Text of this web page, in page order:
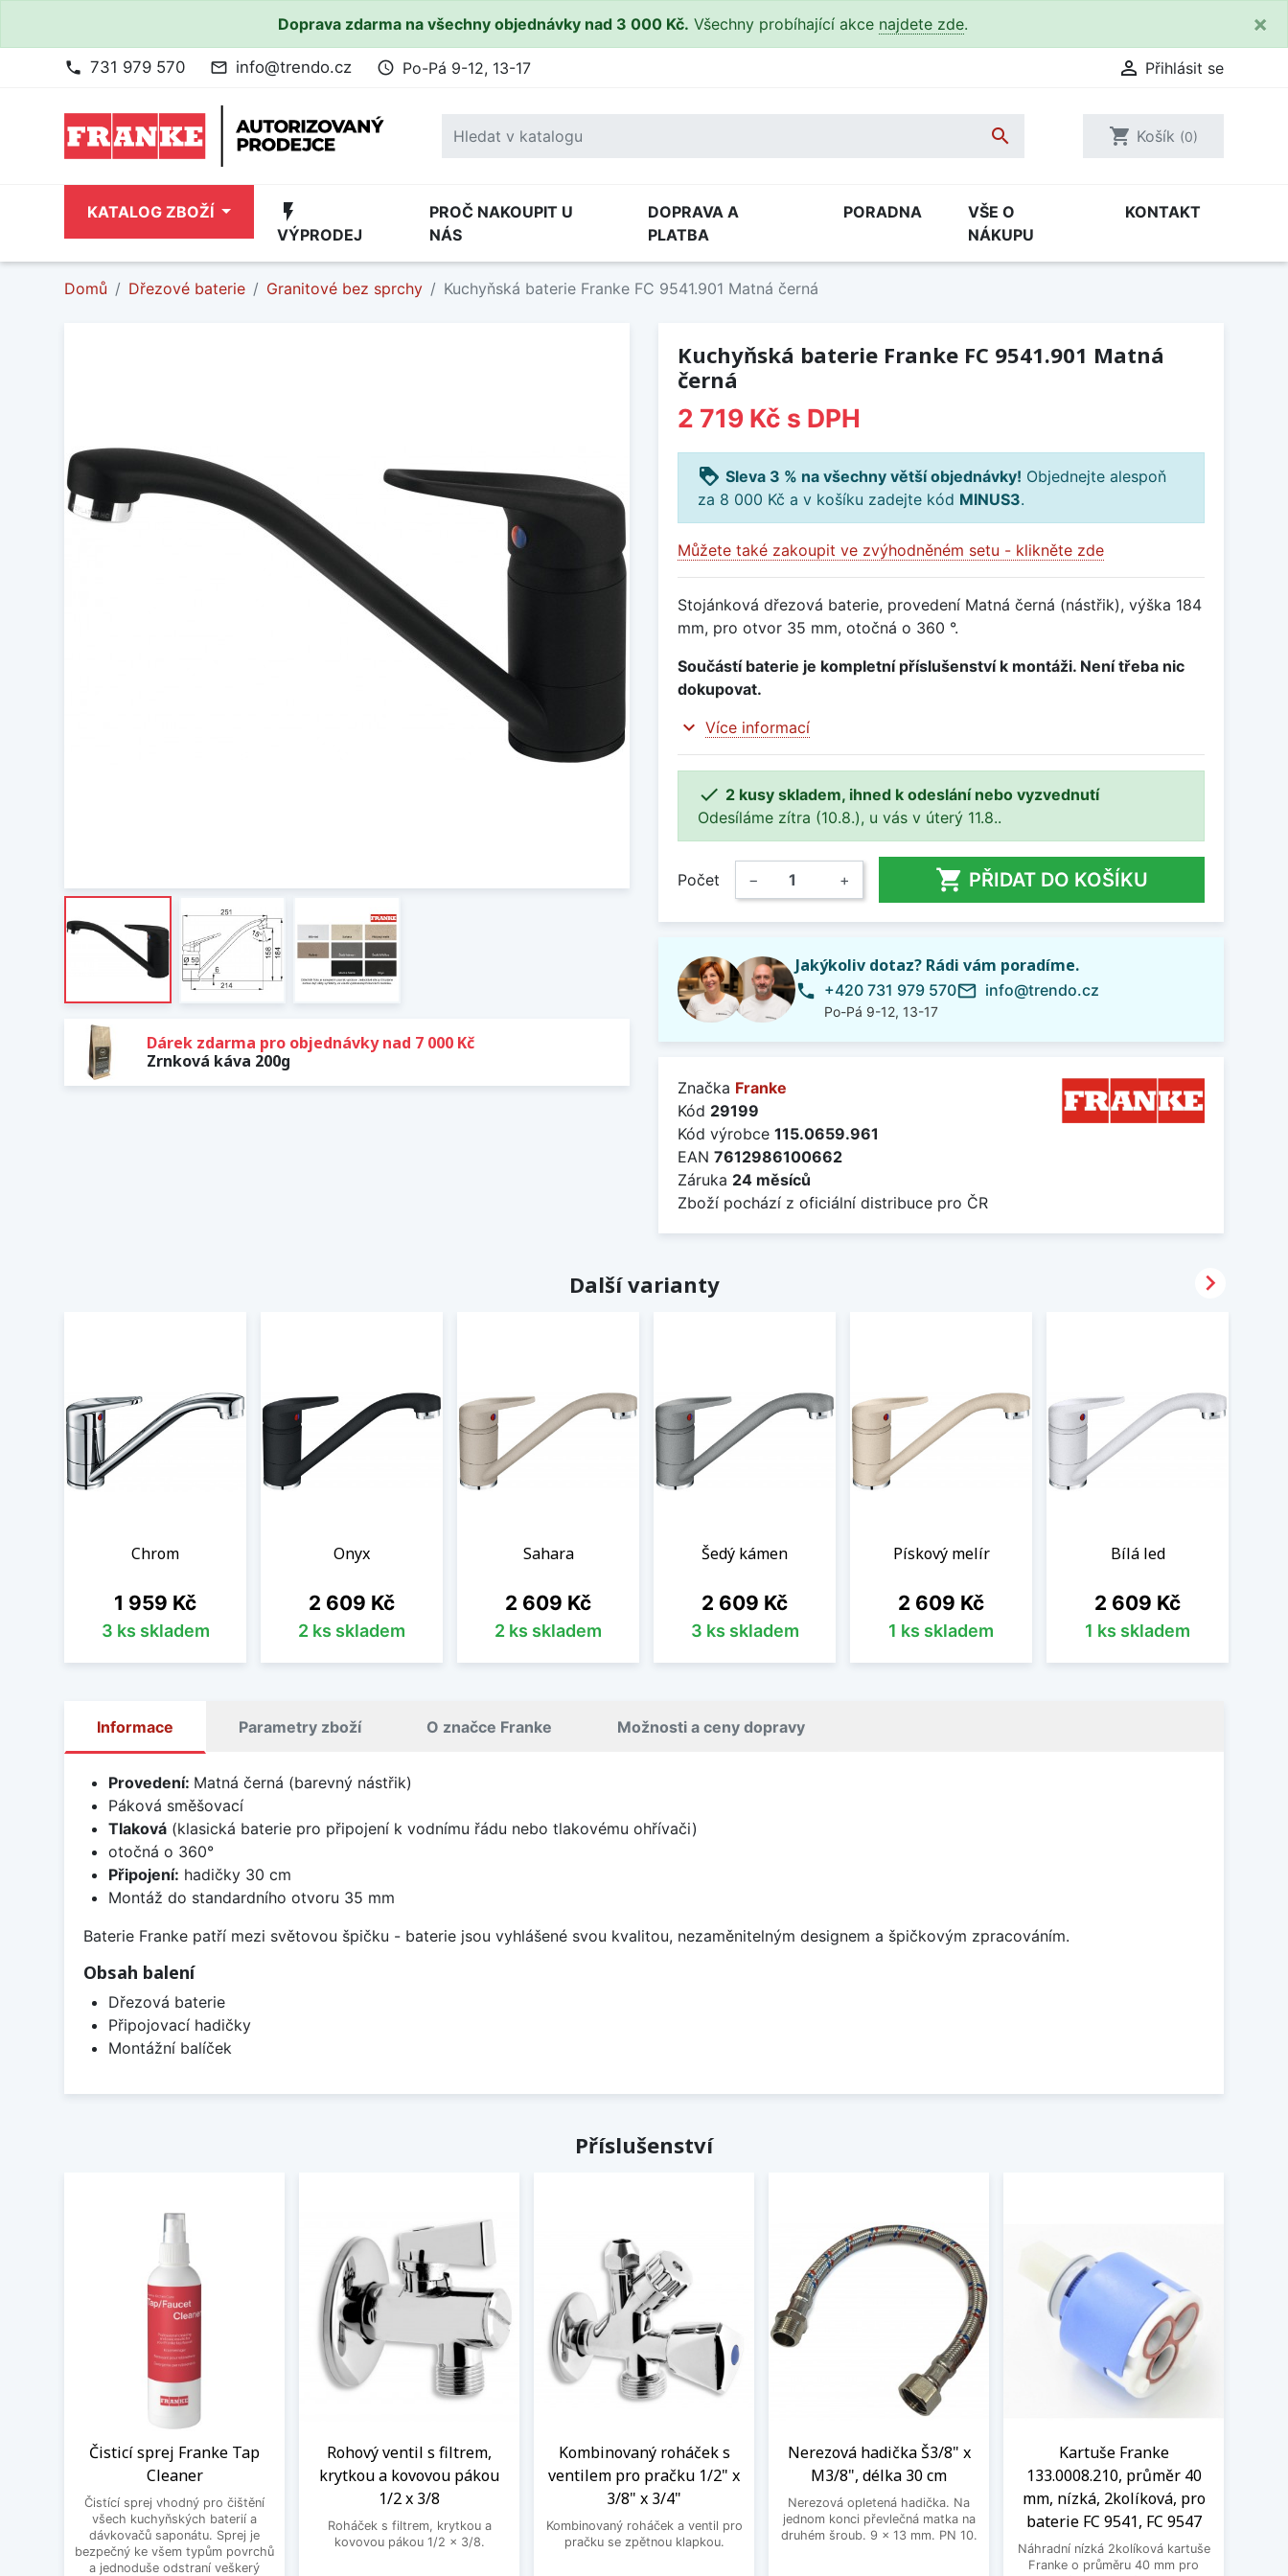
Doprava zdarma na všechny objednávky nad 3 000 Kč. Všechny probíhající akce najdete zde. ×
phone 731 979 570 mail_outline info@trendo.cz access_time Po-Pá 9-12, 13-17  Přihlásit se
 shopping_cart Košík (0)
KATALOG ZBOŽÍ flash_on
VÝPRODEJ
PROČ NAKOUPIT U
NÁS
DOPRAVA A
PLATBA
PORADNA
VŠE O
NÁKUPU
KONTAKT
Domů Dřezové baterie Granitové bez sprchy Kuchyňská baterie Franke FC 9541.901 Matná černá
Dárek zdarma pro objednávky nad 7 000 Kč
Zrnková káva 200g
Kuchyňská baterie Franke FC 9541.901 Matná
černá
2 719 Kč s DPH
loyalty Sleva 3 % na všechny větší objednávky! Objednejte alespoň
za 8 000 Kč a v košíku zadejte kód MINUS3.
Můžete také zakoupit ve zvýhodněném setu - klikněte zde
Stojánková dřezová baterie, provedení Matná černá (nástřik), výška 184
mm, pro otvor 35 mm, otočná o 360 °.
Součástí baterie je kompletní příslušenství k montáži. Není třeba nic
dokupovat.
expand_more Více informací
 2 kusy skladem, ihned k odeslání nebo vyzvednutí
Odesíláme zítra (10.8.), u vás v úterý 11.8..
Počet − +  PŘIDAT DO KOŠÍKU
Jakýkoliv dotaz? Rádi vám poradíme.
phone +420 731 979 570
Po-Pá 9-12, 13-17
mail_outline info@trendo.cz
Značka Franke
Kód 29199
Kód výrobce 115.0659.961
EAN 7612986100662
Záruka 24 měsíců
Zboží pochází z oficiální distribuce pro ČR
Další varianty
Chrom
Cena
1 959 Kč
3 ks skladem
Onyx
Cena
2 609 Kč
2 ks skladem
Sahara
Cena
2 609 Kč
2 ks skladem
Šedý kámen
Cena
2 609 Kč
3 ks skladem
Pískový melír
Cena
2 609 Kč
1 ks skladem
Bílá led
Cena
2 609 Kč
1 ks skladem

Informace Parametry zboží O značce Franke Možnosti a ceny dopravy
Provedení: Matná černá (barevný nástřik)
Páková směšovací
Tlaková(klasická baterie pro připojení k vodnímu řádu nebo tlakovému ohřívači)
otočná o 360°
Připojení: hadičky 30 cm
Montáž do standardního otvoru 35 mm
Baterie Franke patří mezi světovou špičku - baterie jsou vyhlášené svou kvalitou, nezaměnitelným designem a špičkovým zpracováním.
Obsah balení
Dřezová baterie
Připojovací hadičky
Montážní balíček
Příslušenství
Čisticí sprej Franke Tap
Cleaner
Čistící sprej vhodný pro čištění
všech kuchyňských baterií a
dávkovačů saponátu. Sprej je
bezpečný ke všem typům povrchů
a jednoduše odstraní veškerý
Rohový ventil s filtrem,
krytkou a kovovou pákou
1/2 x 3/8
Roháček s filtrem, krytkou a
kovovou pákou 1/2 x 3/8.
Kombinovaný roháček s
ventilem pro pračku 1/2" x
3/8" x 3/4"
Kombinovaný roháček a ventil pro
pračku se zpětnou klapkou.
Nerezová hadička Š3/8" x
M3/8", délka 30 cm
Nerezová opletená hadička. Na
jednom konci převlečná matka na
druhém šroub. 9 x 13 mm. PN 10.
Kartuše Franke
133.0008.210, průměr 40
mm, nízká, 2kolíková, pro
baterie FC 9541, FC 9547
Náhradní nízká 2kolíková kartuše
Franke o průměru 40 mm pro